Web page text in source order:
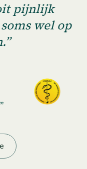
pijnlijk
wel op